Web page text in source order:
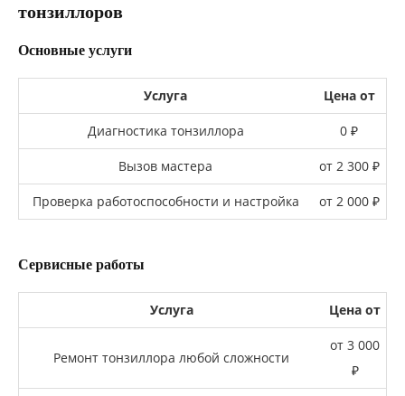
тонзиллоров
Основные услуги
Услуга Цена от
Диагностика тонзиллора 0 ₽
Вызов мастера от 2 300 ₽
Проверка работоспособности и настройка от 2 000 ₽
Сервисные работы
Услуга Цена от
Ремонт тонзиллора любой сложности
от 3 000
₽